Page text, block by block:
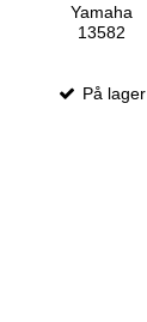
Yamaha
13582
På lager